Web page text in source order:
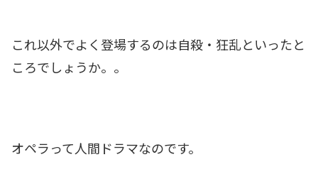
これ以外でよく登場するのは自殺・狂乱といったと
ころでしょうか。。
オペラって人間ドラマなのです。